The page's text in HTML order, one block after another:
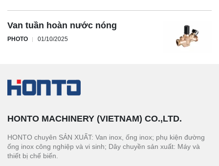
Van tuần hoàn nước nóng
PHOTO 01/10/2025
HONTO MACHINERY (VIETNAM) CO.,LTD.
HONTO chuyên SẢN XUẤT: Van inox, ống inox; phụ kiện đường
ống inox công nghiệp và vi sinh; Dây chuyền sản xuất: Máy và
thiết bị chế biến.